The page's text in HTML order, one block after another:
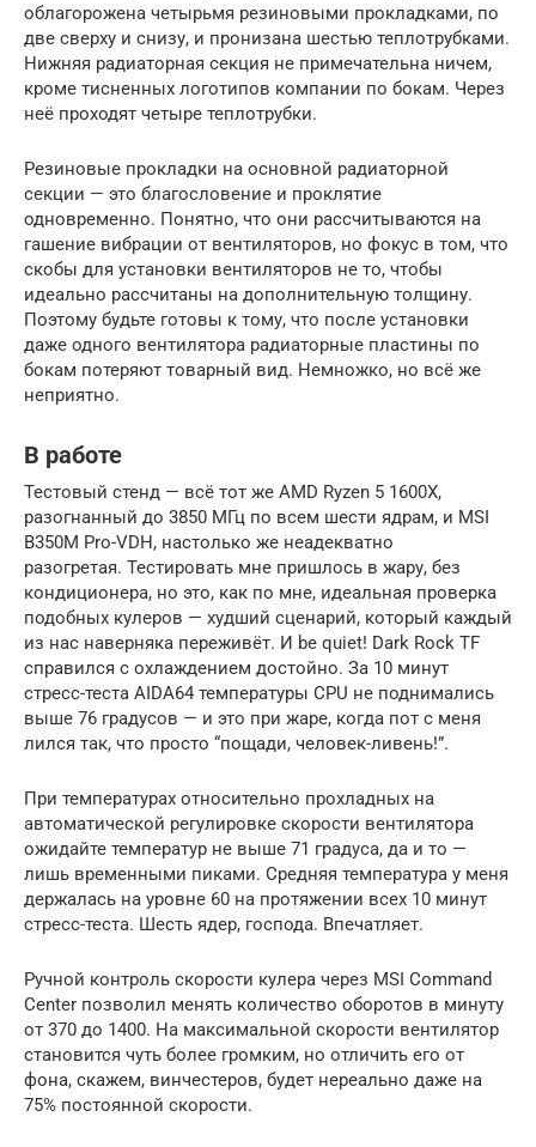
облагорожена четырьмя резиновыми прокладками, по
две сверху и снизу, и пронизана шестью теплотрубками.
Нижняя радиаторная секция не примечательна ничем,
кроме тисненных логотипов компании по бокам. Через
неё проходят четыре теплотрубки.
Резиновые прокладки на основной радиаторной
секции — это благословение и проклятие
одновременно. Понятно, что они рассчитываются на
гашение вибрации от вентиляторов, но фокус в том, что
скобы для установки вентиляторов не то, чтобы
идеально рассчитаны на дополнительную толщину.
Поэтому будьте готовы к тому, что после установки
даже одного вентилятора радиаторные пластины по
бокам потеряют товарный вид. Немножко, но всё же
неприятно.
В работе
Тестовый стенд — всё тот же AMD Ryzen 5 1600X,
разогнанный до 3850 МГц по всем шести ядрам, и MSI
B350M Pro-VDH, настолько же неадекватно
разогретая. Тестировать мне пришлось в жару, без
кондиционера, но это, как по мне, идеальная проверка
подобных кулеров — худший сценарий, который каждый
из нас наверняка переживёт. И be quiet! Dark Rock TF
справился с охлаждением достойно. За 10 минут
стресс-теста AIDA64 температуры CPU не поднимались
выше 76 градусов — и это при жаре, когда пот с меня
лился так, что просто “пощади, человек-ливень!”.
При температурах относительно прохладных на
автоматической регулировке скорости вентилятора
ожидайте температур не выше 71 градуса, да и то —
лишь временными пиками. Средняя температура у меня
держалась на уровне 60 на протяжении всех 10 минут
стресс-теста. Шесть ядер, господа. Впечатляет.
Ручной контроль скорости кулера через MSI Command
Center позволил менять количество оборотов в минуту
от 370 до 1400. На максимальной скорости вентилятор
становится чуть более громким, но отличить его от
фона, скажем, винчестеров, будет нереально даже на
75% постоянной скорости.